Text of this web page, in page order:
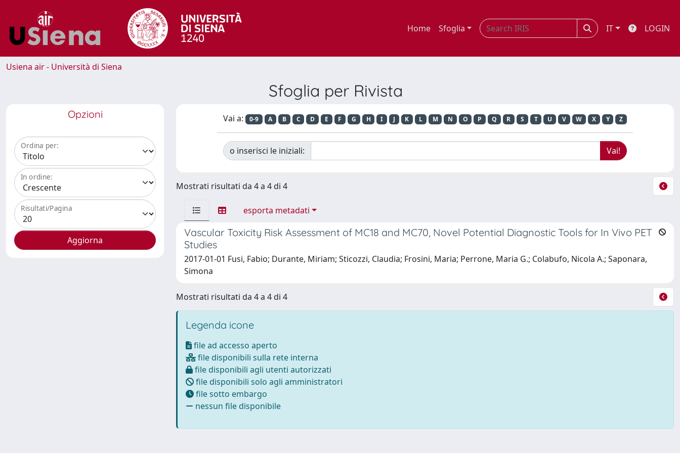
Home Sfoglia IT LOGIN
Usiena air - Università di Siena
Sfoglia per Rivista
Opzioni
Ordina per:
In ordine:
Risultati/Pagina
Vai a: 0-9 A B C D E F G H I J K L M N O P Q R S T U V W X Y Z
o inserisci le iniziali:
Mostrati risultati da 4 a 4 di 4
esporta metadati
Vascular Toxicity Risk Assessment of MC18 and MC70, Novel Potential Diagnostic Tools for In Vivo PET
Studies
2017-01-01 Fusi, Fabio; Durante, Miriam; Sticozzi, Claudia; Frosini, Maria; Perrone, Maria G.; Colabufo, Nicola A.; Saponara,
Simona
Mostrati risultati da 4 a 4 di 4
Legenda icone
file ad accesso aperto
file disponibili sulla rete interna
file disponibili agli utenti autorizzati
file disponibili solo agli amministratori
file sotto embargo
nessun file disponibile